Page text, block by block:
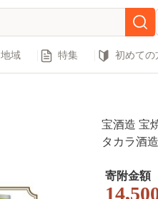
地域 特集 初めての
宝酒造 宝
タカラ酒
軽 寿司 刺
か お取り
寄附金額